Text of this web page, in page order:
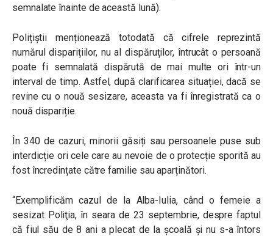
semnalate înainte de această lună).
Polițiștii menționează totodată că cifrele reprezintă
numărul disparițiilor, nu al dispăruților, întrucât o persoană
poate fi semnalată dispărută de mai multe ori într-un
interval de timp. Astfel, după clarificarea situației, dacă se
revine cu o nouă sesizare, aceasta va fi înregistrată ca o
nouă dispariție.
În 340 de cazuri, minorii găsiți sau persoanele puse sub
interdicție ori cele care au nevoie de o protecție sporită au
fost încredințate către familie sau aparținători.
“Exemplificăm cazul de la Alba-Iulia, când o femeie a
sesizat Poliţia, în seara de 23 septembrie, despre faptul
că fiul său de 8 ani a plecat de la şcoală şi nu s-a întors